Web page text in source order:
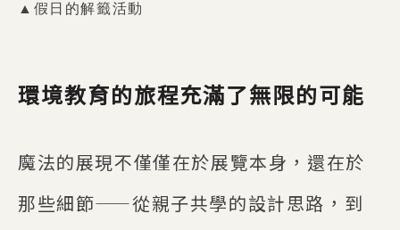
▲假日的解籤活動
環境教育的旅程充滿了無限的可能
魔法的展現不僅僅在於展覽本身，還在於
那些細節——從親子共學的設計思路，到